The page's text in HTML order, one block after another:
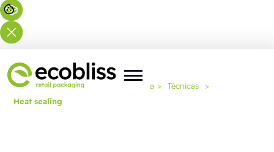
Usted está aquí: Inicio Experiencia > Técnicas
>
Heat sealing